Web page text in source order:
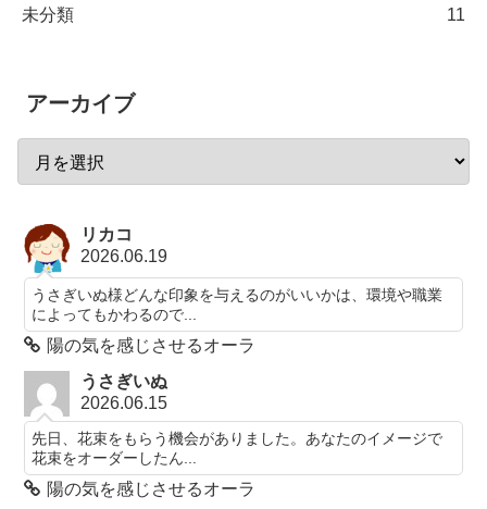
未分類 11
アーカイブ
リカコ
2026.06.19
うさぎいぬ様どんな印象を与えるのがいいかは、環境や職業
によってもかわるので...
陽の気を感じさせるオーラ
うさぎいぬ
2026.06.15
先日、花束をもらう機会がありました。あなたのイメージで
花束をオーダーしたん...
陽の気を感じさせるオーラ